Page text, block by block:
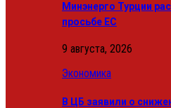
Минэнерго Турции
просьбе ЕС
9 августа, 2026
Экономика
В ЦБ заявили о